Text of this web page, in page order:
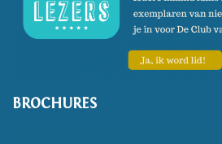
BROCHURES